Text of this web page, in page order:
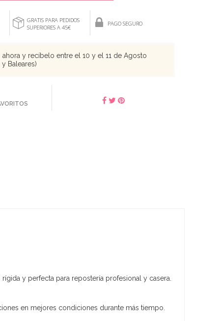
GRATIS PARA PEDIDOS
SUPERIORES A 45€
PAGO SEGURO
y recíbelo entre el 10 y el 11 de Agosto
Baleares)
rígida y perfecta para repostería profesional y casera.
en mejores condiciones durante más tiempo.